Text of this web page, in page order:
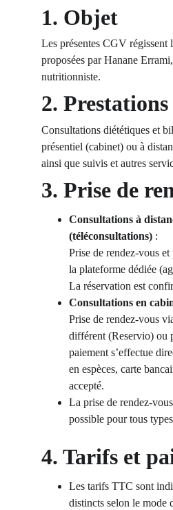
1. Objet
Les présentes CGV régissent
proposées par Hanane
nutritionniste.
2. Prestations
Consultations diététiques et
présentiel (cabinet) ou à
ainsi que suivis et autres
3. Prise de
Consultations à
(téléconsultations) :
Prise de rendez-vous
la plateforme dédiée
La réservation est
Consultations en
Prise de rendez-vous
différent (Reservio) ou
paiement s’effectue
en espèces, carte
accepté.
La prise de rendez-
possible pour tous
4. Tarifs et
Les tarifs TTC sont
distincts selon le mode